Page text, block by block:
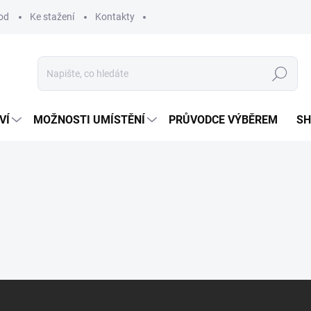
Ke stažení Kontakty
Hledat
MOŽNOSTI UMÍSTĚNÍ PRŮVODCE VÝBĚREM